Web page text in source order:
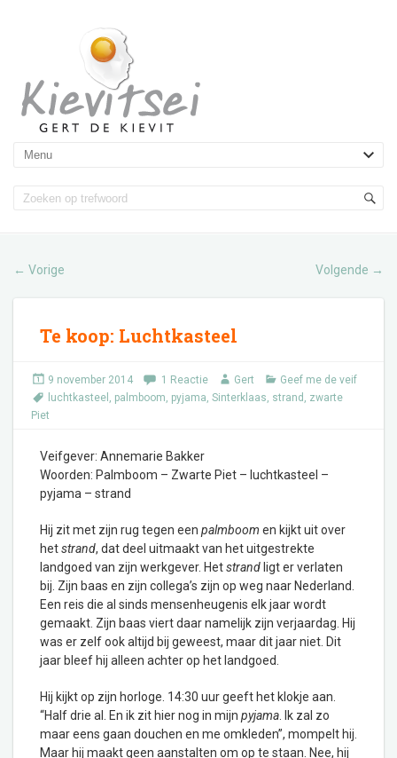
← Vorige Volgende →
Te koop: Luchtkasteel
9 november 2014 1 Reactie Gert
Geef me de veif
luchtkasteel , palmboom, pyjama, Sinterklaas, strand , zwarte
Piet
Veifgever: Annemarie Bakker
Woorden: Palmboom – Zwarte Piet – luchtkasteel –
pyjama – strand
Hij zit met zijn rug tegen een palmboom en kijkt uit over
hetstrand, dat deel uitmaakt van het uitgestrekte
landgoed van zijn werkgever. Hetstrand ligt er verlaten
bij. Zijn baas en zijn collega’s zijn op weg naar Nederland.
Een reis die al sinds mensenheugenis elk jaar wordt
gemaakt. Zijn baas viert daar namelijk zijn verjaardag. Hij
was er zelf ook altijd bij geweest, maar dit jaar niet. Dit
jaar bleef hij alleen achter op het landgoed.
Hij kijkt op zijn horloge. 14:30 uur geeft het klokje aan.
“Half drie al. En ik zit hier nog in mijn pyjama . Ik zal zo
maar eens gaan douchen en me omkleden”, mompelt hij.
Maar hij maakt geen aanstalten om op te staan. Nee, hij